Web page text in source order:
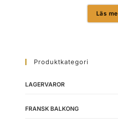
Läs
Produktkategori
LAGERVAROR
FRANSK BALKONG